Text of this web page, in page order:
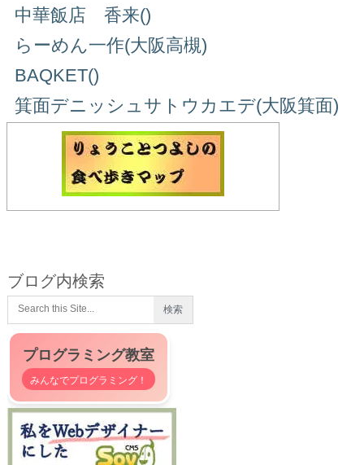
中華飯店 香来()
らーめん一作(大阪高槻)
BAQKET()
箕面デニッシュサトウカエデ(大阪箕面)
ブログ内検索
プログラミング教室
みんなでプログラミング！